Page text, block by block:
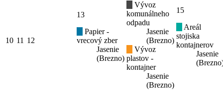
10 11 12
13
Papier -
vrecový zber
Jasenie
(Brezno)
Vývoz
komunálneho
odpadu
Jasenie
(Brezno)
Vývoz
plastov -
kontajner
Jasenie
(Brezno)
15
Areál
stojiska
kontajnerov
Jasenie